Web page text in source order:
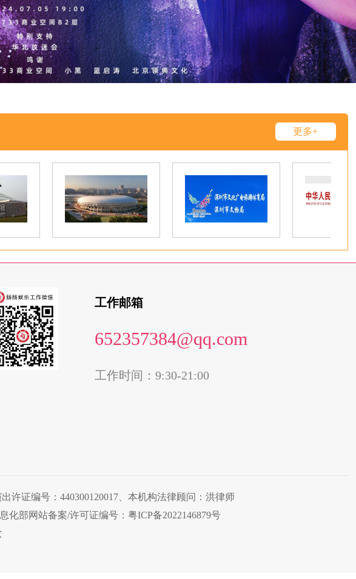
更多+
工作邮箱
652357384@qq.com
工作时间：9:30-21:00
许证编号：440300120017、本机构法律顾问：洪律师
化部网站备案/许可证编号：粤ICP备2022146879号